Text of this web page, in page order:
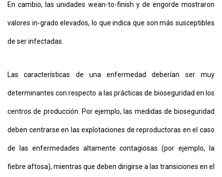
En cambio, las unidades wean-to-finish y de engorde mostraron
valores in-grado elevados, lo que indica que son más susceptibles
de ser infectadas.
Las características de una enfermedad deberían ser muy
determinantes con respecto a las prácticas de bioseguridad en los
centros de producción. Por ejemplo, las medidas de bioseguridad
deben centrarse en las explotaciones de reproductoras en el caso
de las enfermedades altamente contagiosas (por ejemplo, la
fiebre aftosa), mientras que deben dirigirse a las transiciones en el